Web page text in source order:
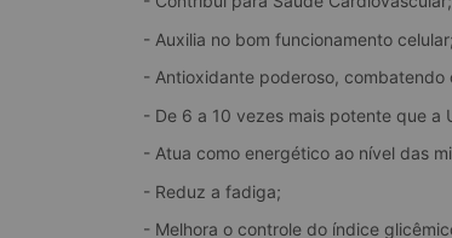
- Auxilia no bom funcionamento celular;
- Antioxidante poderoso, combatendo
- De 6 a 10 vezes mais potente que a
- Atua como energético ao nível das
- Reduz a fadiga;
- Melhora o controle do índice